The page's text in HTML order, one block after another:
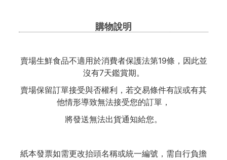
購物說明
賣場生鮮食品不適用於消費者保護法第19條，因此並
沒有7天鑑賞期。
賣場保留訂單接受與否權利，若交易條件有誤或有其
他情形導致無法接受您的訂單，
將發送無法出貨通知給您。
紙本發票如需更改抬頭名稱或統一編號，需自行負擔